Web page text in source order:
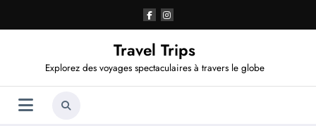
contenu
Travel Trips
Explorez des voyages spectaculaires à travers le globe